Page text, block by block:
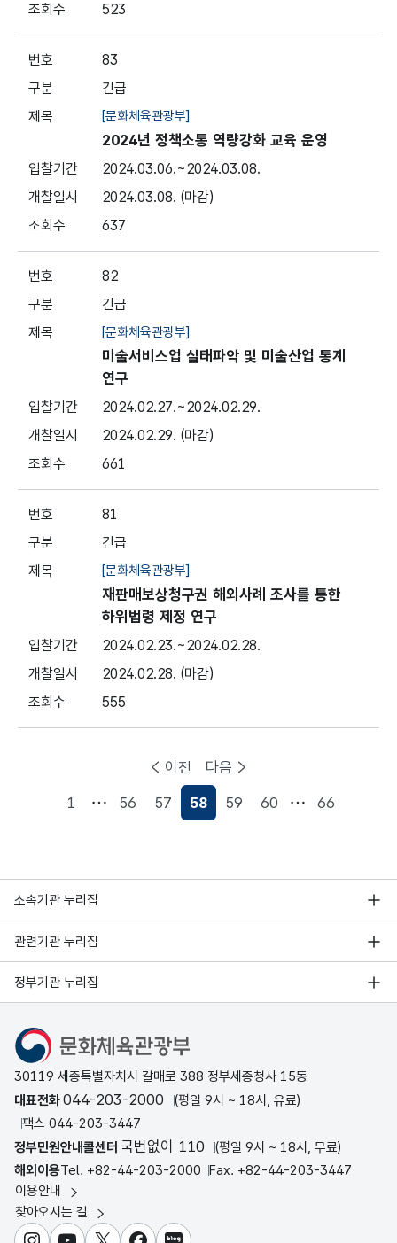
523
83
긴급
[문화체육관광부]
2024년 정책소통 역량강화 교육 운영
2024.03.06.~2024.03.08.
2024.03.08. (마감)
637
82
긴급
[문화체육관광부]
미술서비스업 실태파악 및 미술산업 통계
연구
2024.02.27.~2024.02.29.
2024.02.29. (마감)
661
81
긴급
[문화체육관광부]
재판매보상청구권 해외사례 조사를 통한
하위법령 제정 연구
2024.02.23.~2024.02.28.
2024.02.28. (마감)
555
이전
1
56 57
현재페이지
58 59 60 66
다음
소속기관 누리집
관련기관 누리집
정부기관 누리집
문화체육관광부
30119 세종특별자치시 갈매로 388 정부세종청사 15동
대표전화044-203-2000
(평일 9시 ~ 18시, 유료)
팩스 044-203-3447
정부민원안내콜센터 국번없이 110
(평일 9시 ~ 18시, 무료)
해외이용Tel. +82-44-203-2000 Fax. +82-44-203-3447
이용안내
찾아오시는 길